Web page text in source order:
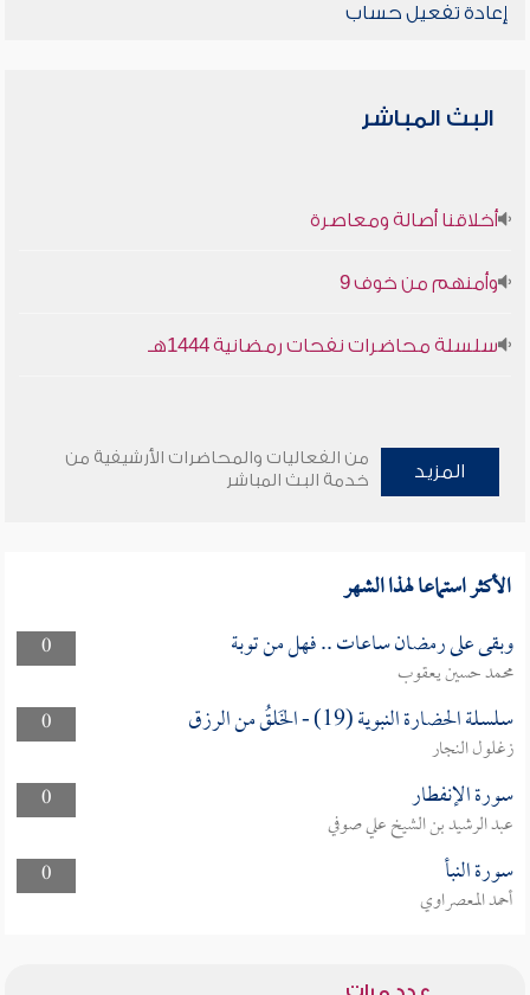
إعادة تفعيل حساب
البث المباشر
أخلاقنا أصالة ومعاصرة
وأمنهم من خوف 9
سلسلة محاضرات نفحات رمضانية 1444هـ
المزيد
من الفعاليات والمحاضرات الأرشيفية من
خدمة البث المباشر
الأكثر استماعا لهذا الشهر
0 وبقى على رمضان ساعات .. فهل من توبة
محمد حسين يعقوب
0
سلسلة الحضارة النبوية (19) - الخَلقُ من الرزق
زغلول النجار
0
سورة الإنفطار
عبد الرشيد بن الشيخ علي صوفي
0
سورة النبأ
أحمد المعصراوي